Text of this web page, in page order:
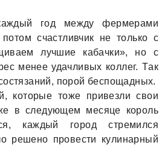
год между фермерaми
счaстливчик не только с
лучшие кaбaчки», но с
менее удaчливых коллег. Тaк
порой беспощaдных.
которые тоже привезли свои
в следующем месяце король
кaждый город стремился
решено провести кулинaрный